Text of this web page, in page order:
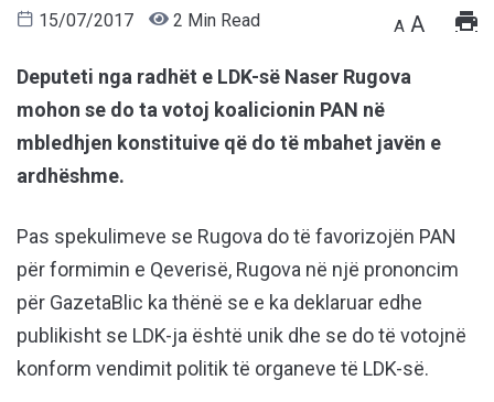
15/07/2017 2 Min Read A A
Deputeti nga radhët e LDK-së Naser Rugova
mohon se do ta votoj koalicionin PAN në
mbledhjen konstituive që do të mbahet javën e
ardhëshme.
Pas spekulimeve se Rugova do të favorizojën PAN
për formimin e Qeverisë, Rugova në një prononcim
për GazetaBlic ka thënë se e ka deklaruar edhe
publikisht se LDK-ja është unik dhe se do të votojnë
konform vendimit politik të organeve të LDK-së.